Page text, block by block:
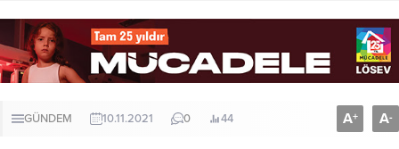
GÜNDEM 10.11.2021 0 44 A+ A-